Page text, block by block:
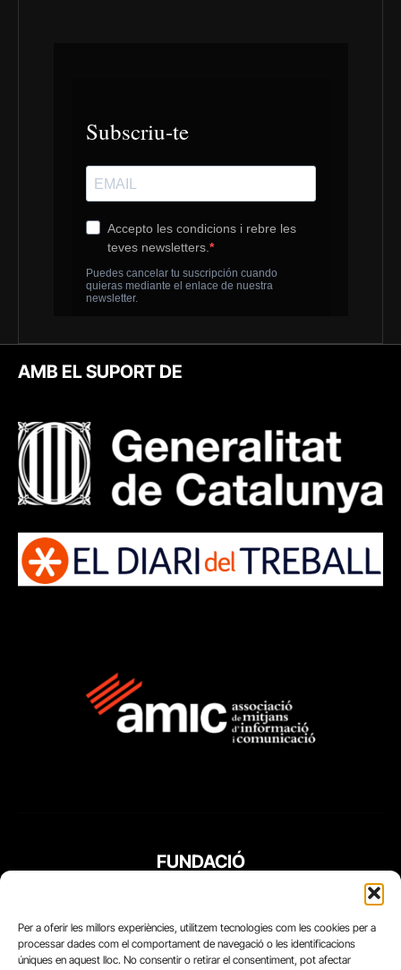
Per a oferir les millors experiències, utilitzem tecnologies com les cookies per a
processar dades com el comportament de navegació o les identificacions
úniques en aquest lloc. No consentir o retirar el consentiment, pot afectar
AMB EL SUPORT DE
FUNDACIÓ